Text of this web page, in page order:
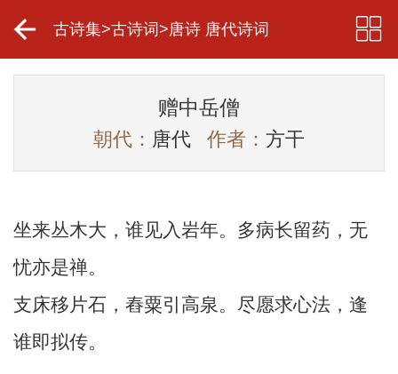
古诗集>古诗词 >唐诗 唐代诗词
赠中岳僧
朝代： 唐代 作者： 方干
坐来丛木大，谁见入岩年。多病长留药，无
忧亦是禅。
支床移片石，舂粟引高泉。尽愿求心法，逢
谁即拟传。